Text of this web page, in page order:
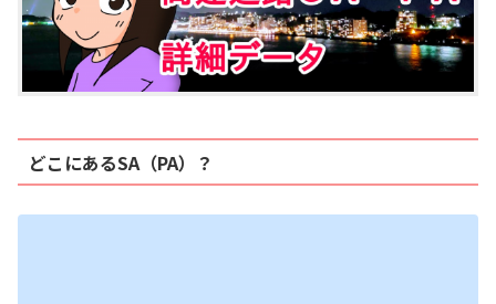
どこにあるSA（PA）？